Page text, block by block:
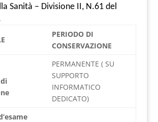
Sanità – Divisione II, N.61 del
PERIODO DI
CONSERVAZIONE
PERMANENTE ( SU
SUPPORTO
INFORMATICO
DEDICATO)